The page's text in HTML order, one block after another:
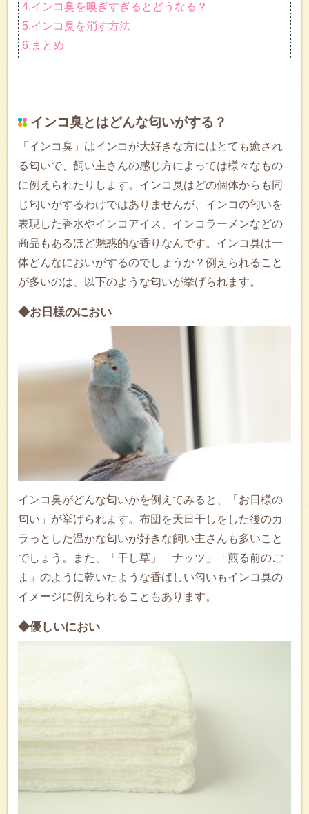
4.インコ臭を嗅ぎすぎるとどうなる？
5.インコ臭を消す方法
6.まとめ
インコ臭とはどんな匂いがする？
「インコ臭」はインコが大好きな方にはとても癒され
る匂いで、飼い主さんの感じ方によっては様々なもの
に例えられたりします。インコ臭はどの個体からも同
じ匂いがするわけではありませんが、インコの匂いを
表現した香水やインコアイス、インコラーメンなどの
商品もあるほど魅惑的な香りなんです。インコ臭は一
体どんなにおいがするのでしょうか？例えられること
が多いのは、以下のような匂いが挙げられます。
◆お日様のにおい
インコ臭がどんな匂いかを例えてみると、「お日様の
匂い」が挙げられます。布団を天日干しをした後のカ
ラっとした温かな匂いが好きな飼い主さんも多いこと
でしょう。また、「干し草」「ナッツ」「煎る前のご
ま」のように乾いたような香ばしい匂いもインコ臭の
イメージに例えられることもあります。
◆優しいにおい